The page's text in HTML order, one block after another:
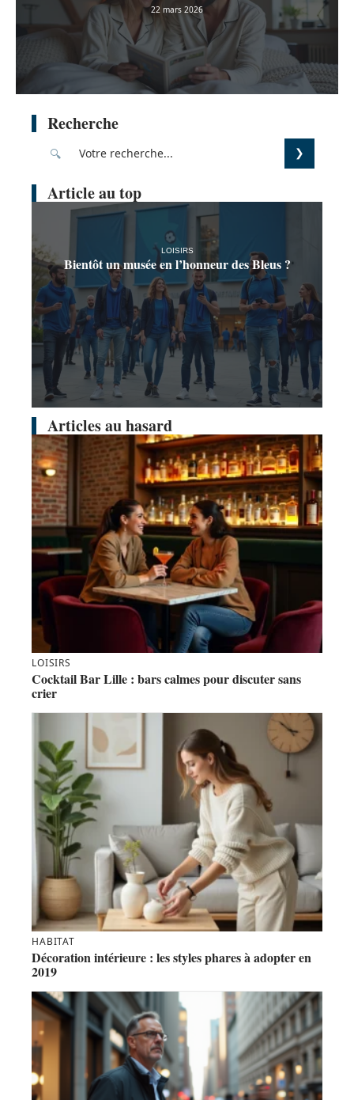
22 mars 2026
Recherche
Article au top
LOISIRS
Bientôt un musée en l’honneur des Bleus ?
Articles au hasard
LOISIRS
Cocktail Bar Lille : bars calmes pour discuter sans
crier
HABITAT
Décoration intérieure : les styles phares à adopter en
2019